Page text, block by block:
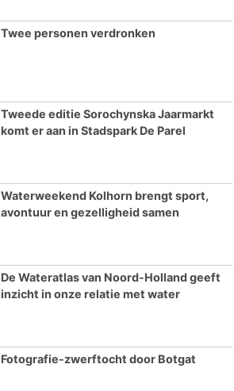
Twee personen verdronken
Tweede editie Sorochynska Jaarmarkt
komt er aan in Stadspark De Parel
Waterweekend Kolhorn brengt sport,
avontuur en gezelligheid samen
De Wateratlas van Noord-Holland geeft
inzicht in onze relatie met water
Fotografie-zwerftocht door Botgat